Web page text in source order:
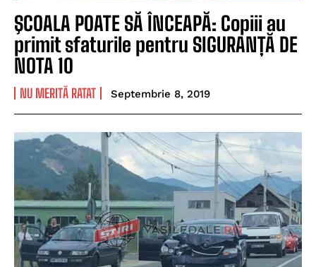
ŞCOALA POATE SĂ ÎNCEAPĂ: Copiii au
primit sfaturile pentru SIGURANȚĂ DE
NOTA 10
NU MERITĂ RATAT Septembrie 8, 2019